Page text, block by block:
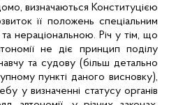
визначаються Конституцією
її положень спеціальним
нераціональною. Річ у тім, що
не діє принцип поділу
та судову (більш детально
пункті даного висновку),
у визначенні статусу органів